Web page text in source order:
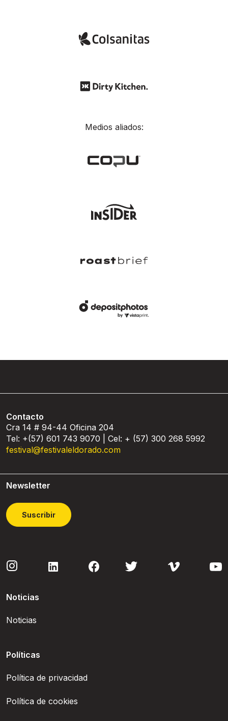
Medios aliados:
Contacto
Cra 14 # 94-44 Oficina 204
Tel: +(57) 601 743 9070 | Cel: + (57) 300 268 5992
festival@festivaleldorado.com
Newsletter
Suscribir
Noticias
Noticias
Políticas
Política de privacidad
Política de cookies